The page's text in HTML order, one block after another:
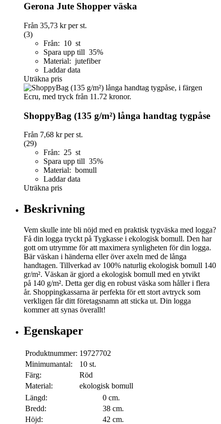
Gerona Jute Shopper väska
Från 35,73 krper st.
(3)
Från: 10 st
Spara upp till 35%
Material: jutefiber
Laddar data
Uträkna pris
ShoppyBag (135 g/m²) långa handtag tygpåse
Från 7,68 krper st.
(29)
Från: 25 st
Spara upp till 35%
Material: bomull
Laddar data
Uträkna pris
Beskrivning
Vem skulle inte bli nöjd med en praktisk tygväska med logga?
Få din logga tryckt på Tygkasse i ekologisk bomull. Den har
gott om utrymme för att maximera synligheten för din logga.
Bär väskan i händerna eller över axeln med de långa
handtagen. Tillverkad av 100% naturlig ekologisk bomull 140
gr/m². Väskan är gjord a ekologisk bomull med en ytvikt
på 140 g/m². Detta ger dig en robust väska som håller i flera
år. Shoppingkassarna är perfekta för ett stort avtryck som
verkligen får ditt företagsnamn att sticka ut. Din logga
kommer att synas överallt!
Egenskaper
Produktnummer: 19727702
Minimumantal:
10 st.
Färg:
Röd
Material:
ekologisk bomull
Längd:
0 cm.
Bredd:
38 cm.
Höjd:
42 cm.